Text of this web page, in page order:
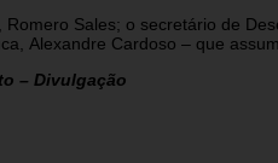
Sales; o secretário de
Alexandre Cardoso – que
– Divulgação